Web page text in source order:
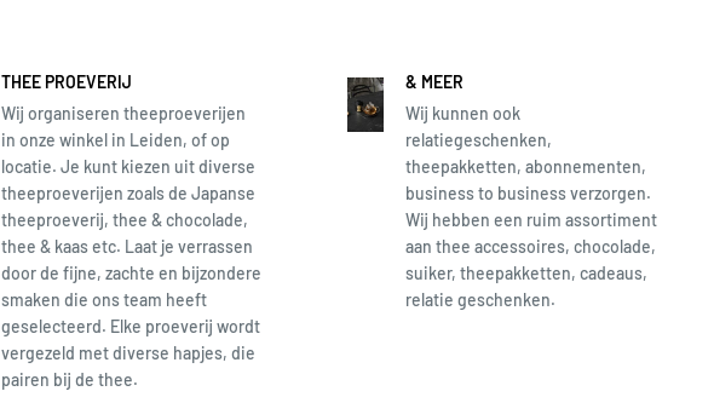
THEE PROEVERIJ
Wij organiseren theeproeverijen
in onze winkel in Leiden, of op
locatie. Je kunt kiezen uit diverse
theeproeverijen zoals de Japanse
theeproeverij, thee & chocolade,
thee & kaas etc. Laat je verrassen
door de fijne, zachte en bijzondere
smaken die ons team heeft
geselecteerd. Elke proeverij wordt
vergezeld met diverse hapjes, die
pairen bij de thee.
& MEER
Wij kunnen ook
relatiegeschenken,
theepakketten, abonnementen,
business to business verzorgen.
Wij hebben een ruim assortiment
aan thee accessoires, chocolade,
suiker, theepakketten, cadeaus,
relatie geschenken.